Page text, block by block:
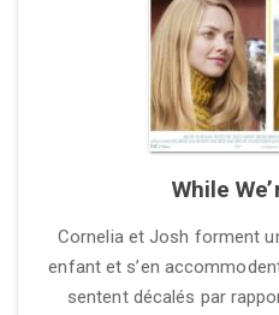
While
Cornelia et Josh forment
enfant et s’en
sentent décalés par